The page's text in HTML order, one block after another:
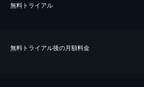
無料トライアル
無料トライアル後の⽉額料金